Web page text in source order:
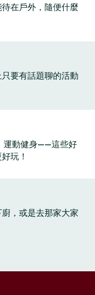
在戶外，隨便什麼
要有話題聊的活動
運動健身——這些好
玩！
，或是去那家大家